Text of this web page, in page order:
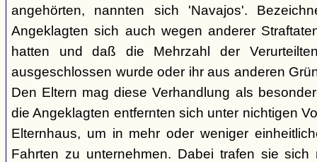
angehörten, nannten sich 'Navajos'.
Angeklagten sich auch wegen anderer
hatten und daß die Mehrzahl der
ausgeschlossen wurde oder ihr aus anderen
Den Eltern mag diese Verhandlung als
die Angeklagten entfernten sich unter nichtigen
Elternhaus, um in mehr oder weniger
Fahrten zu unternehmen. Dabei trafen sie sich